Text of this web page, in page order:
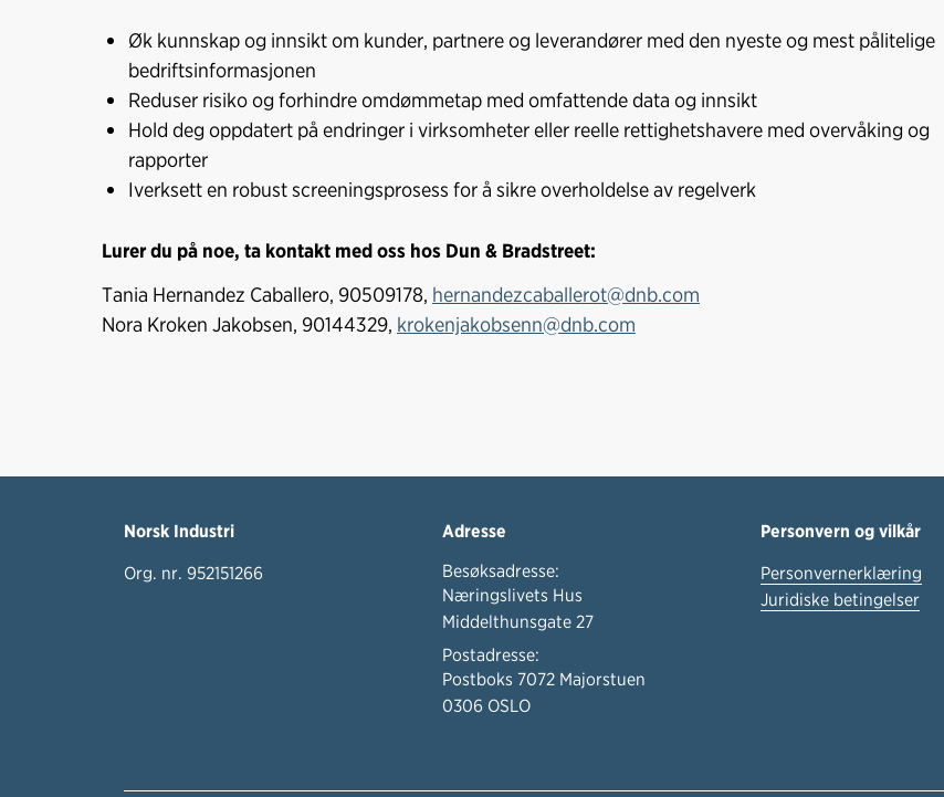
Øk kunnskap og innsikt om kunder, partnere og leverandører med den nyeste og mest pålitelige
bedriftsinformasjonen
Reduser risiko og forhindre omdømmetap med omfattende data og innsikt
Hold deg oppdatert på endringer i virksomheter eller reelle rettighetshavere med overvåking og
rapporter
Iverksett en robust screeningsprosess for å sikre overholdelse av regelverk
Lurer du på noe, ta kontakt med oss hos Dun & Bradstreet:
Tania Hernandez Caballero, 90509178, hernandezcaballerot@dnb.com
Nora Kroken Jakobsen, 90144329, krokenjakobsenn@dnb.com
Norsk Industri
Org. nr. 952151266
Adresse
Besøksadresse:
Næringslivets Hus
Middelthunsgate 27
Postadresse:
Postboks 7072 Majorstuen
0306 OSLO
Personvern og vilkår
Personvernerklæring
Juridiske betingelser